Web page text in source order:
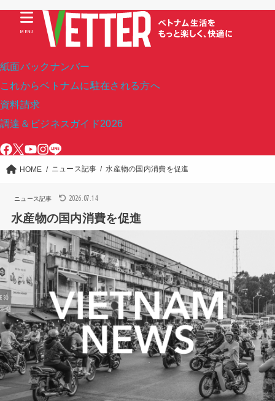
紙面バックナンバー
これからベトナムに駐在される方へ
資料請求
調達＆ビジネスガイド2026
MENU
HOME ニュース記事 水産物の国内消費を促進
ニュース記事 2026.07.14
水産物の国内消費を促進